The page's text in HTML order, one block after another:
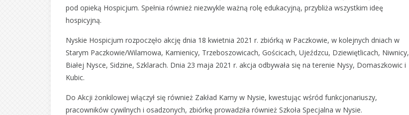
pod opieką Hospicjum. Spełnia również niezwykle ważną rolę edukacyjną, przybliża wszystkim ideę
hospicyjną.
Nyskie Hospicjum rozpoczęło akcję dnia 18 kwietnia 2021 r. zbiórką w Paczkowie, w kolejnych dniach w
Starym Paczkowie/Wilamowa, Kamienicy, Trzeboszowicach, Gościcach, Ujeźdzcu, Dziewiętlicach, Niwnicy,
Białej Nysce, Sidzine, Szklarach. Dnia 23 maja 2021 r. akcja odbywała się na terenie Nysy, Domaszkowic i
Kubic.
Do Akcji żonkilowej włączył się również Zakład Karny w Nysie, kwestując wśród funkcjonariuszy,
pracowników cywilnych i osadzonych, zbiórkę prowadziła również Szkoła Specjalna w Nysie.